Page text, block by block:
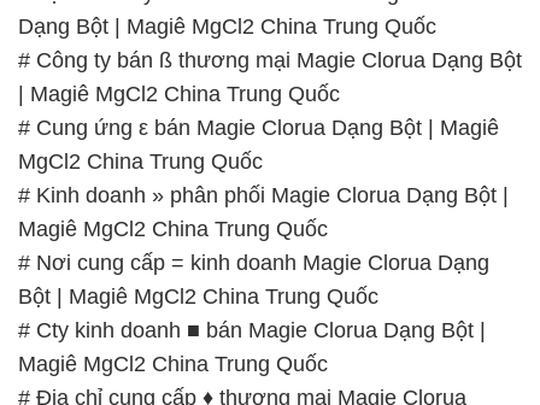
MgCl2 China Trung Quốc
# Kinh doanh » phân phối Magie Clorua Dạng Bột |
Magiê MgCl2 China Trung Quốc
# Nơi cung cấp = kinh doanh Magie Clorua Dạng
Bột | Magiê MgCl2 China Trung Quốc
# Cty kinh doanh ■ bán Magie Clorua Dạng Bột |
Magiê MgCl2 China Trung Quốc
# Địa chỉ cung cấp ♦ thương mại Magie Clorua
Dạng Bột | Magiê MgCl2 China Trung Quốc
# Nơi chuyên phân phối ÷ bán Magie Clorua Dạng
Bột | Magiê MgCl2 China Trung Quốc
# Công ty cung cấp = phân phối Magie Clorua Dạng